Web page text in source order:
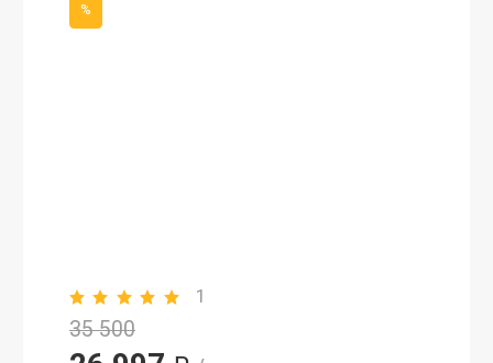
%
1
35 500